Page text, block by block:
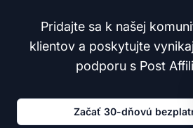
Pridajte sa k našej
klientov a poskytujte
podporu s Post
Začať 30-dňovú